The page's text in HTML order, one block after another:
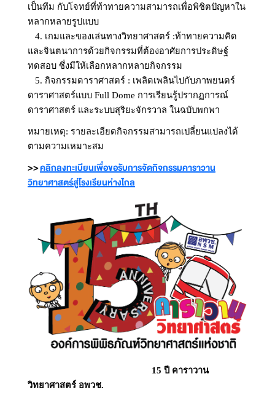
เป็นทีม กับโจทย์ที่ท้าทายความสามารถเพื่อพิชิตปัญหาใน
หลากหลายรูปแบบ
4. เกมและของเล่นทางวิทยาศาสตร์ :ท้าทายความคิด
และจินตนาการด้วยกิจกรรมที่ต้องอาศัยการประดิษฐ์
ทดสอบ ซึ่งมีให้เลือกหลากหลายกิจกรรม
5. กิจกรรมดาราศาสตร์ : เพลิดเพลินไปกับภาพยนตร์
ดาราศาสตร์แบบ Full Dome การเรียนรู้ปรากฏการณ์
ดาราศาสตร์ และระบบสุริยะจักรวาล ในฉบับพกพา
หมายเหตุ: รายละเอียดกิจกรรมสามารถเปลี่ยนแปลงได้
ตามความเหมาะสม
>>คลิกลงทะเบียนเพื่อขอรับการจัดกิจกรรมคาราวาน
วิทยาศาสตร์สู่โรงเรียนห่างไกล
15 ปี คาราวาน
วิทยาศาสตร์ อพวช.